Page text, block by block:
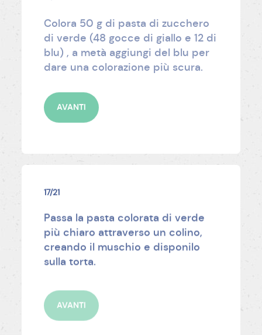
Colora 50 g di pasta di zucchero
di verde (48 gocce di giallo e 12 di
blu) , a metà aggiungi del blu per
dare una colorazione più scura.
AVANTI
17/21
Passa la pasta colorata di verde
più chiaro attraverso un colino,
creando il muschio e disponilo
sulla torta.
AVANTI